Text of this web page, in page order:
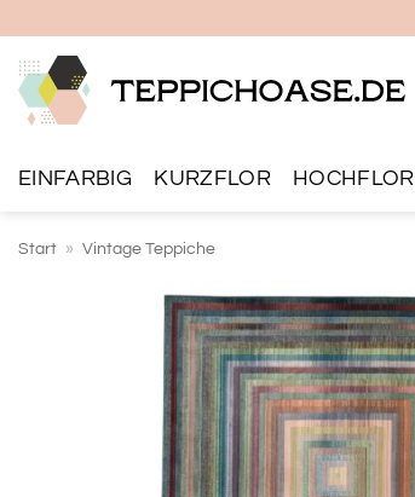
springen
EINFARBIG KURZFLOR HOCHFLOR
Start » Vintage Teppiche